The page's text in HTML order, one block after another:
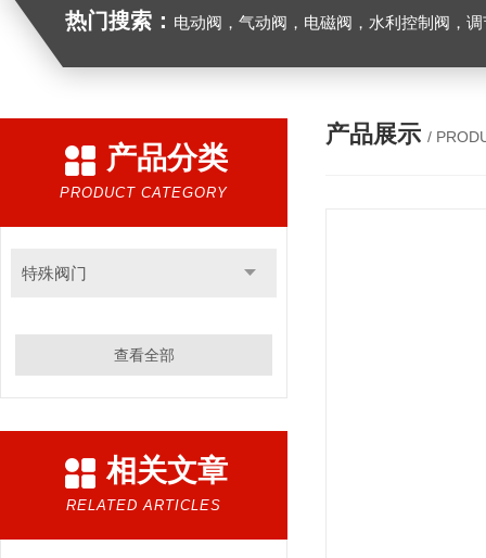
热门搜索： 电动阀，气动阀，电磁阀，水利控制阀，调节
产品分类
PRODUCT CATEGORY
特殊阀门
查看全部
相关文章
RELATED ARTICLES
产品展示 /